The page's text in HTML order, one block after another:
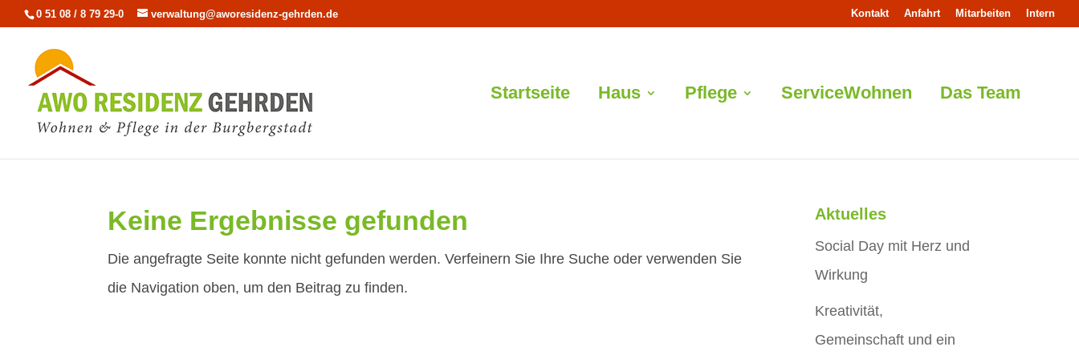
0 51 08 / 8 79 29-0 verwaltung@aworesidenz-gehrden.de Kontakt Anfahrt Mitarbeiten Intern
Startseite Haus Pflege ServiceWohnen Das Team
Keine Ergebnisse gefunden
Die angefragte Seite konnte nicht gefunden werden. Verfeinern Sie Ihre Suche oder verwenden Sie
die Navigation oben, um den Beitrag zu finden.
Aktuelles
Social Day mit Herz und
Wirkung
Kreativität,
Gemeinschaft und ein